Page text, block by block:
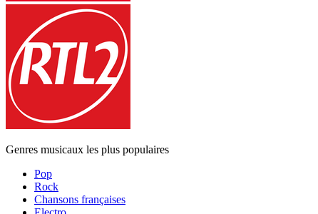
Genres musicaux les plus populaires
Pop
Rock
Chansons françaises